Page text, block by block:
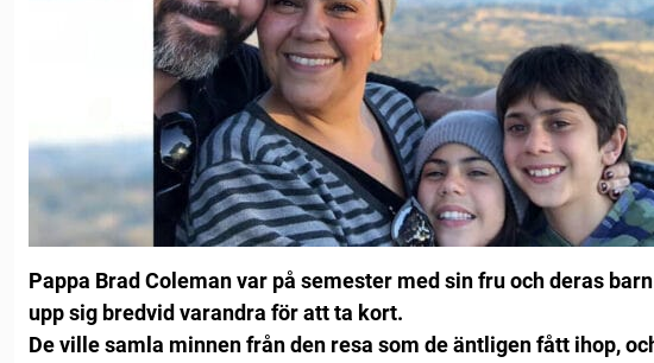
Pappa Brad Coleman var på semester med sin fru och deras
upp sig bredvid varandra för att ta kort.
De ville samla minnen från den resa som de äntligen fått ihop,